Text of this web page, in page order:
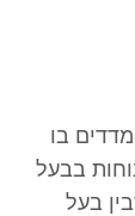
בו
בבעל
בעל